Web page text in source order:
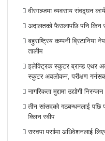
वीरगञ्जमा व्यवसाय संवद्र्धन
अदालतको फैसलापछि पनि किन
बहुराष्ट्रिय कम्पनी ब्रिटानिया
तालीम
इलेक्ट्रिक स्कुटर ब्रान्ड एथर
स्कुटर अवलोकन, परीक्षण
नागरिकता मुद्दामा उद्योगी
तीन सांसदको गठबन्धनलाई पछि
क्लिन स्वीप
रास्वपा पर्सामा अधिवेशनलाई